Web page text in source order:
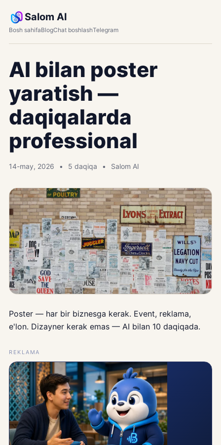
Salom AI
Bosh sahifaBlogChat boshlashTelegram
AI bilan poster
yaratish —
daqiqalarda
professional
14-may, 2026 5 daqiqa Salom AI
Poster — har bir biznesga kerak. Event, reklama,
e'lon. Dizayner kerak emas — AI bilan 10 daqiqada.
REKLAMA